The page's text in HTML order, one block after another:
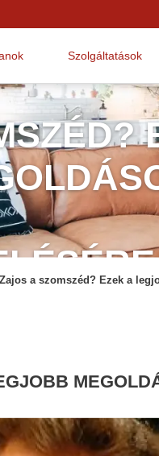
Szolgáltatások
Zajos a szomszéd? Ezek a